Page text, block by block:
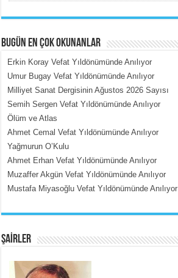
MEHMET ÇOBAN
İçerdeki Put Dışardaki Maskeler...
BUGÜN EN ÇOK OKUNANLAR
Erkin Koray Vefat Yıldönümünde Anılıyor
Umur Bugay Vefat Yıldönümünde Anılıyor
Milliyet Sanat Dergisinin Ağustos 2026 Sayısı
Semih Sergen Vefat Yıldönümünde Anılıyor
Ölüm ve Atlas
Ahmet Cemal Vefat Yıldönümünde Anılıyor
Yağmurun O’Kulu
Ahmet Erhan Vefat Yıldönümünde Anılıyor
Muzaffer Akgün Vefat Yıldönümünde Anılıyor
Mustafa Miyasoğlu Vefat Yıldönümünde Anılıyor
ŞAİRLER